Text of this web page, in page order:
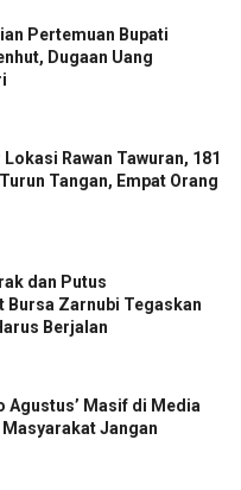
Pertemuan Bupati
Dugaan Uang
Rawan Tawuran, 181
Tangan, Empat Orang
dan Putus
Bursa Zarnubi Tegaskan
Berjalan
Agustus’ Masif di Media
Jangan